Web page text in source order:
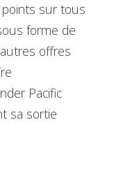
sur tous
forme de
offres
Pacific
sa sortie